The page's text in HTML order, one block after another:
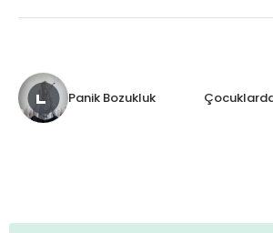
Panik Bozukluk Çocuklarda